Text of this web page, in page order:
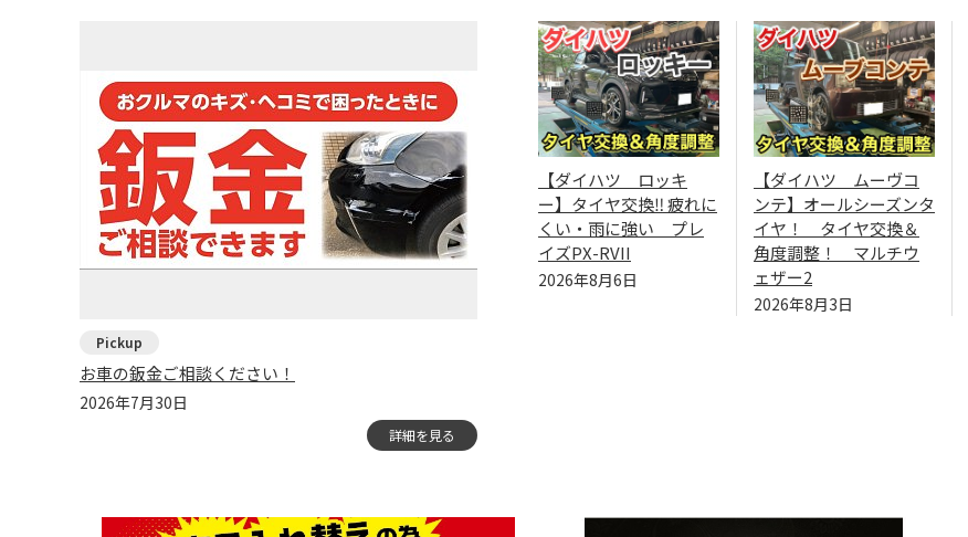
お車の鈑金ご相談ください！
2026年7月30日
詳細を見る
【ダイハツ ロッキ
ー】タイヤ交換‼️ 疲れに
くい・雨に強い プレ
イズPX-RVII
2026年8月6日
【ダイハツ ムーヴコ
ンテ】オールシーズンタ
イヤ！ タイヤ交換＆
角度調整！ マルチウ
ェザー2
2026年8月3日